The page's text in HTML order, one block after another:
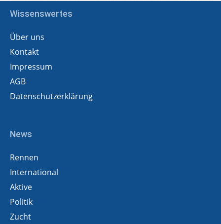
Wissenswertes
Über uns
Kontakt
Impressum
AGB
Datenschutzerklärung
News
Rennen
International
Aktive
Politik
Zucht